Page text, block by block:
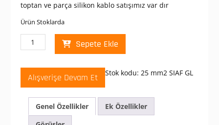
toptan ve parça silikon kablo satışımız var dır
Ürün Stoklarda
mm2
GL
Silikon
Kablo
(Silikon+Cam
Elyaf)
Sepete Ekle
Alışverişe Devam Et Stok kodu: 25 mm2 SIAF GL
Genel Özellikler
Ek Özellikler